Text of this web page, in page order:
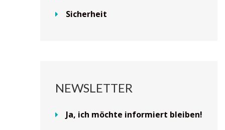
Sicherheit
NEWSLETTER
Ja, ich möchte informiert bleiben!